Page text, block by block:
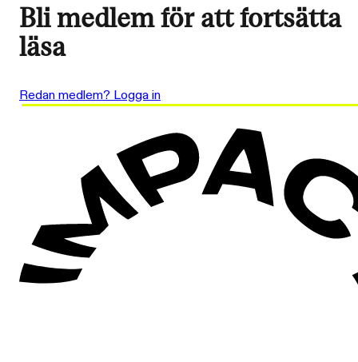
Bli medlem för att fortsätta
läsa
Redan medlem? Logga in